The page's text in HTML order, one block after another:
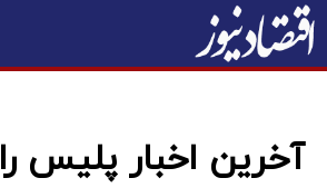
آخرین اخبار پلیس